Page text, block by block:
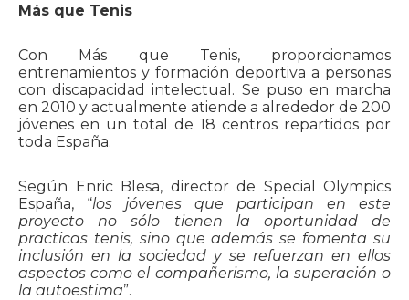
Más que Tenis
Con Más que Tenis, proporcionamos
entrenamientos y formación deportiva a personas
con discapacidad intelectual. Se puso en marcha
en 2010 y actualmente atiende a alrededor de 200
jóvenes en un total de 18 centros repartidos por
toda España.
Según Enric Blesa, director de Special Olympics
España, “los jóvenes que participan en este
proyecto no sólo tienen la oportunidad de
practicas tenis, sino que además se fomenta su
inclusión en la sociedad y se refuerzan en ellos
aspectos como el compañerismo, la superación o
la autoestima”.